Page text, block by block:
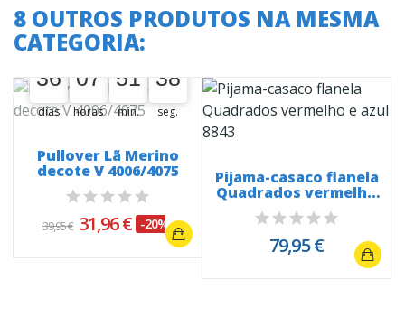
8 OUTROS PRODUTOS NA MESMA
CATEGORIA:
A oferta termina em:
36
36
00
dias
07
07
00
horas
51
51
00
min.
38
38
39
seg.
Pullover Lã Merino
decote V 4006/4075
39,95 € 31,96 € -20%
Pijama-casaco flanela
Quadrados vermelho
e azul...
79,95 €